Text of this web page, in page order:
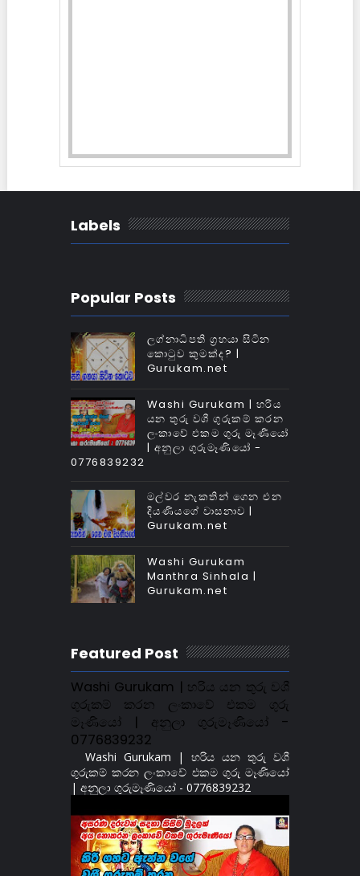
Labels
Popular Posts
ලග්නාධිපති ග්‍රහයා සිටින
කොටුව කුමක්‌ද? |
Gurukam.net
Washi Gurukam | හරිය
යන තුරු වශී ගුරුකම් කරන
ලංකාවේ එකම ගුරු මෑණියෝ
| අනුලා ගුරුමෑණියෝ -
0776839232
මල්වර නැකතින් ගෙන එන
දියණියගේ වාසනාව |
Gurukam.net
Washi Gurukam
Manthra Sinhala |
Gurukam.net
Featured Post
Washi Gurukam | හරිය යන තුරු වශී
ගුරුකම් කරන ලංකාවේ එකම ගුරු
මෑණියෝ | අනුලා ගුරුමෑණියෝ -
0776839232
Washi Gurukam | හරිය යන තුරු වශී
ගුරුකම් කරන ලංකාවේ එකම ගුරු මෑණියෝ
| අනුලා ගුරුමෑණියෝ - 0776839232